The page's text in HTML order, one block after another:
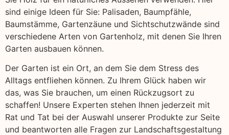
sind einige Ideen für Sie: Palisaden, Baumpfähle,
Baumstämme, Gartenzäune und Sichtschutzwände sind
verschiedene Arten von Gartenholz, mit denen Sie Ihren
Garten ausbauen können.
Der Garten ist ein Ort, an dem Sie dem Stress des
Alltags entfliehen können. Zu Ihrem Glück haben wir
das, was Sie brauchen, um einen Rückzugsort zu
schaffen! Unsere Experten stehen Ihnen jederzeit mit
Rat und Tat bei der Auswahl unserer Produkte zur Seite
und beantworten alle Fragen zur Landschaftsgestaltung